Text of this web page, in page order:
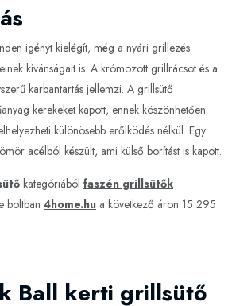
igényt kielégít, még a nyári grillezés
kívánságait is. A krómozott grillrácsot és a
karbantartás jellemzi. A grillsütő
kerekeket kapott, ennek köszönhetően
különösebb erőlködés nélkül. Egy
acélból készült, ami külső borítást is kapott.
kategóriából faszén grillsütők
boltban 4home.hu a következő áron 15 295
Ball kerti grillsütő